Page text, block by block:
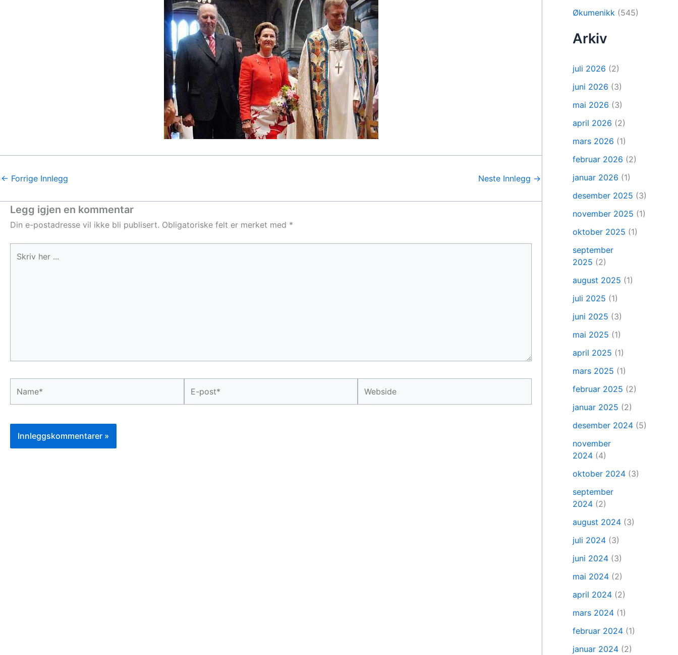
← Forrige Innlegg Neste Innlegg →
Legg igjen en kommentar
Din e-postadresse vil ikke bli publisert. Obligatoriske felt er merket med *
her
post*
Økumenikk (545)
Arkiv
juli 2026 (2)
juni 2026 (3)
mai 2026 (3)
april 2026 (2)
mars 2026 (1)
februar 2026 (2)
januar 2026 (1)
desember 2025 (3)
november 2025 (1)
oktober 2025 (1)
september
2025 (2)
august 2025 (1)
juli 2025 (1)
juni 2025 (3)
mai 2025 (1)
april 2025 (1)
mars 2025 (1)
februar 2025 (2)
januar 2025 (2)
desember 2024 (5)
november
2024 (4)
oktober 2024 (3)
september
2024 (2)
august 2024 (3)
juli 2024 (3)
juni 2024 (3)
mai 2024 (2)
april 2024 (2)
mars 2024 (1)
februar 2024 (1)
januar 2024 (2)